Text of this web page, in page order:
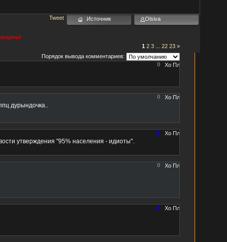
Olsiva
Источник
Tweet
1 2 3 22 23 »
Порядок вывода комментариев:
0
0
дурындочка..
+6
утверждения "95% населения - идиоты".
0
+1